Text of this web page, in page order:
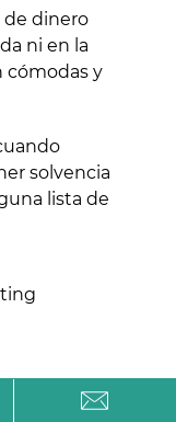
de dinero
ni en la
cómodas y
solvencia
lista de